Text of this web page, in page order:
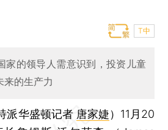
T中
家的领导人需意识到，投资儿童
来的生产力
派华盛顿记者 唐家婕） 11月20